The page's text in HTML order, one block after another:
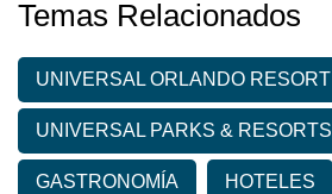
Temas Relacionados
UNIVERSAL ORLANDO RESORT
UNIVERSAL PARKS & RESORTS
GASTRONOMÍA HOTELES